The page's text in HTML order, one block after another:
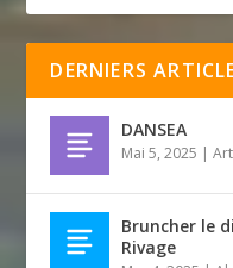
DERNIERS
DANSEA
Mai 5, 2025 |
Bruncher le
Rivage